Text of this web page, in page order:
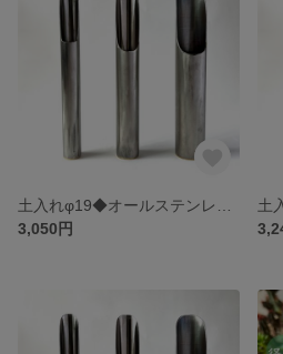
3,050円